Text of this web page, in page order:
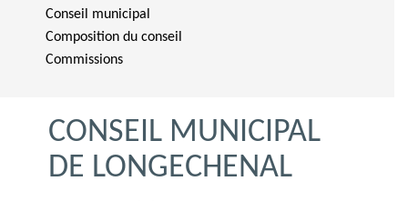
Conseil municipal
Composition du conseil
Commissions
CONSEIL MUNICIPAL
DE LONGECHENAL